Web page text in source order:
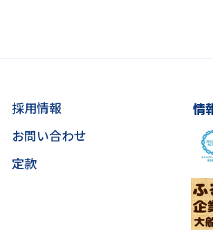
採用情報
お問い合わせ
定款
情